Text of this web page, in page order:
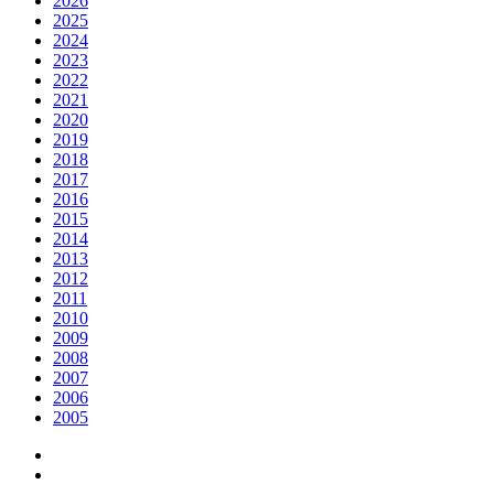
2025
2024
2023
2022
2021
2020
2019
2018
2017
2016
2015
2014
2013
2012
2011
2010
2009
2008
2007
2006
2005